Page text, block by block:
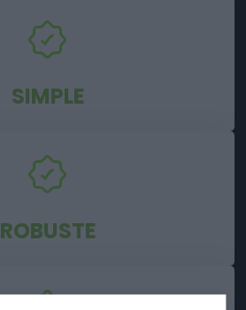
SIMPLE
ROBUSTE